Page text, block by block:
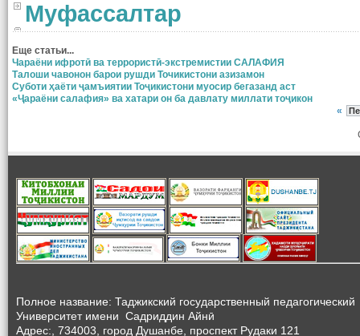
Муфассалтар
Еще статьи...
Чараёни ифротӣ ва террористӣ-экстремистии САЛАФИЯ
Талоши чавонон барои рушди Точикистони азизамон
Суботи ҳаёти ҷамъиятии Тоҷикистони муосир бегазанд аст
«Ҷараёни салафия» ва хатари он ба давлату миллати тоҷикон
«
Полное название: Таджикский государственный педагогический
Университет имени Садриддин Айнӣ
Адрес:, 734003, город Душанбе, проспект Рудаки 121